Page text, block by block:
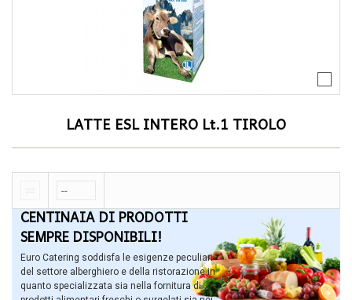
LATTE ESL INTERO Lt.1 TIROLO
CENTINAIA DI PRODOTTI
SEMPRE DISPONIBILI!
Euro Catering soddisfa le esigenze peculiari
del settore alberghiero e della ristorazione in
quanto specializzata sia nella fornitura di